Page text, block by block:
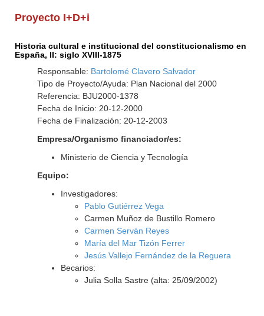
Proyecto I+D+i
Historia cultural e institucional del constitucionalismo en
España, II: siglo XVIII-1875
Responsable: Bartolomé Clavero Salvador
Tipo de Proyecto/Ayuda: Plan Nacional del 2000
Referencia: BJU2000-1378
Fecha de Inicio: 20-12-2000
Fecha de Finalización: 20-12-2003
Empresa/Organismo financiador/es:
Ministerio de Ciencia y Tecnología
Equipo:
Investigadores:
Pablo Gutiérrez Vega
Carmen Muñoz de Bustillo Romero
Carmen Serván Reyes
María del Mar Tizón Ferrer
Jesús Vallejo Fernández de la Reguera
Becarios:
Julia Solla Sastre (alta: 25/09/2002)